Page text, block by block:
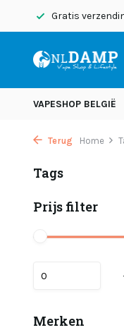
Gratis
VAPESHOP BELGIË
Terug Home
Tags
Prijs filter
Merken